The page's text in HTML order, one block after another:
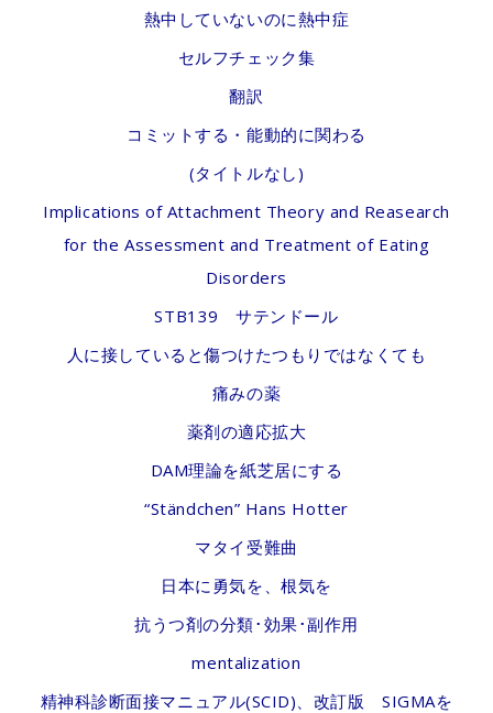
熱中していないのに熱中症
セルフチェック集
翻訳
コミットする・能動的に関わる
(タイトルなし)
Implications of Attachment Theory and Reasearch
for the Assessment and Treatment of Eating
Disorders
STB139 サテンドール
人に接していると傷つけたつもりではなくても
痛みの薬
薬剤の適応拡大
DAM理論を紙芝居にする
“Ständchen” Hans Hotter
マタイ受難曲
日本に勇気を、根気を
抗うつ剤の分類･効果･副作用
mentalization
精神科診断面接マニュアル(SCID)、改訂版 SIGMAを